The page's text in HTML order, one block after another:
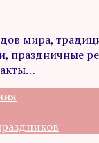
мира,
праздничные